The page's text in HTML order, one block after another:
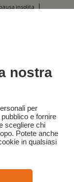
insolita
sulla privacy
Mappa del sito
Diretto da Sooyoos
nostra
per
e fornire
scegliere chi
Potete anche
in qualsiasi